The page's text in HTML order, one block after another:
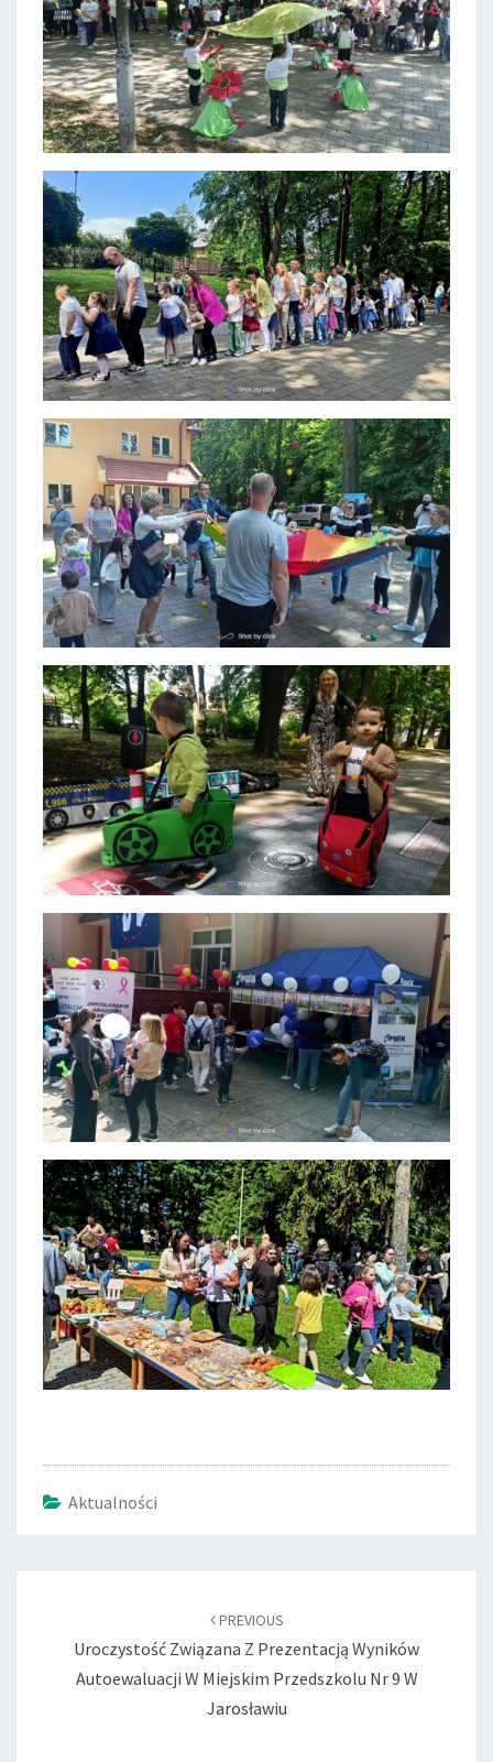
Aktualności
PREVIOUS
Uroczystość Związana Z Prezentacją Wyników
Autoewaluacji W Miejskim Przedszkolu Nr 9 W
Jarosławiu